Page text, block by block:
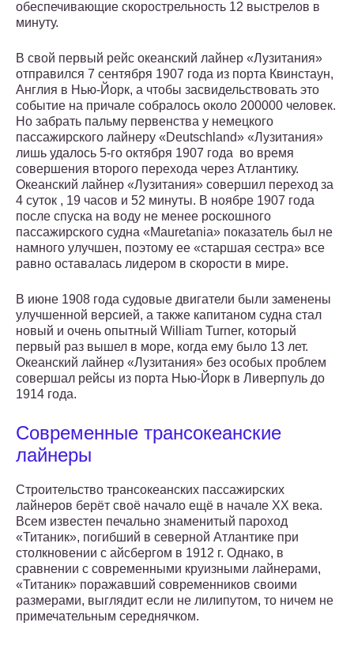
обеспечивающие скорострельность 12 выстрелов в
минуту.
В свой первый рейс океанский лайнер «Лузитания»
отправился 7 сентября 1907 года из порта Квинстаун,
Англия в Нью-Йорк, а чтобы засвидельствовать это
событие на причале собралось около 200000 человек.
Но забрать пальму первенства у немецкого
пассажирского лайнеру «Deutschland» «Лузитания»
лишь удалось 5-го октября 1907 года во время
совершения второго перехода через Атлантику.
Океанский лайнер «Лузитания» совершил переход за
4 суток , 19 часов и 52 минуты. В ноябре 1907 года
после спуска на воду не менее роскошного
пассажирского судна «Mauretania» показатель был не
намного улучшен, поэтому ее «старшая сестра» все
равно оставалась лидером в скорости в мире.
В июне 1908 года судовые двигатели были заменены
улучшенной версией, а также капитаном судна стал
новый и очень опытный William Turner, который
первый раз вышел в море, когда ему было 13 лет.
Океанский лайнер «Лузитания» без особых проблем
совершал рейсы из порта Нью-Йорк в Ливерпуль до
1914 года.
Современные трансокеанские
лайнеры
Строительство трансокеанских пассажирских
лайнеров берёт своё начало ещё в начале ХХ века.
Всем известен печально знаменитый пароход
«Титаник», погибший в северной Атлантике при
столкновении с айсбергом в 1912 г. Однако, в
сравнении с современными круизными лайнерами,
«Титаник» поражавший современников своими
размерами, выглядит если не лилипутом, то ничем не
примечательным середнячком.